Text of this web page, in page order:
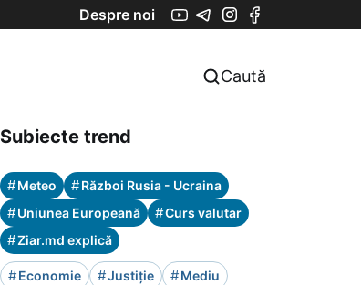
Despre noi
Caută
Subiecte trend
#Meteo #Război Rusia - Ucraina
#Uniunea Europeană #Curs valutar
#Ziar.md explică
#Economie #Justiție #Mediu